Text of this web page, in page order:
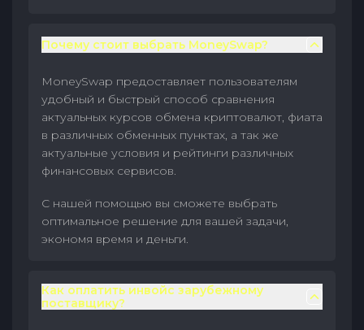
Почему стоит выбрать MoneySwap?
MoneySwap предоставляет пользователям
удобный и быстрый способ сравнения
актуальных курсов обмена криптовалют, фиата
в различных обменных пунктах, а так же
актуальные условия и рейтинги различных
финансовых сервисов.
С нашей помощью вы сможете выбрать
оптимальное решение для вашей задачи,
экономя время и деньги.
Как оплатить инвойс зарубежному
поставщику?